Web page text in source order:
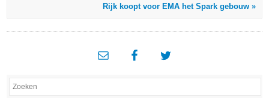
Rijk koopt voor EMA het Spark gebouw »